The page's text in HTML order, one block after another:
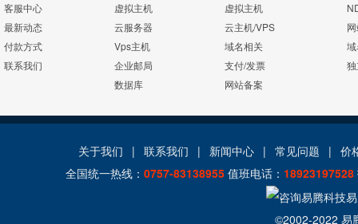
客服中心
最新动态
付款方式
联系我们
虚拟主机
云服务器
Vps主机
企业邮局
数据库
虚拟主机
云主机/VPS
域名相关
支付/发票
网站备案
关于我们 | 联系我们 | 新闻中心 | 常见问题 | 价
全国统一热线：0757-83138955 值班电话： 18923197528
©2002-2022易